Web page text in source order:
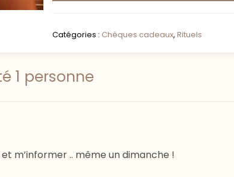
Catégories : Chèques cadeaux, Rituels
1 personne
m’informer .. même un dimanche !